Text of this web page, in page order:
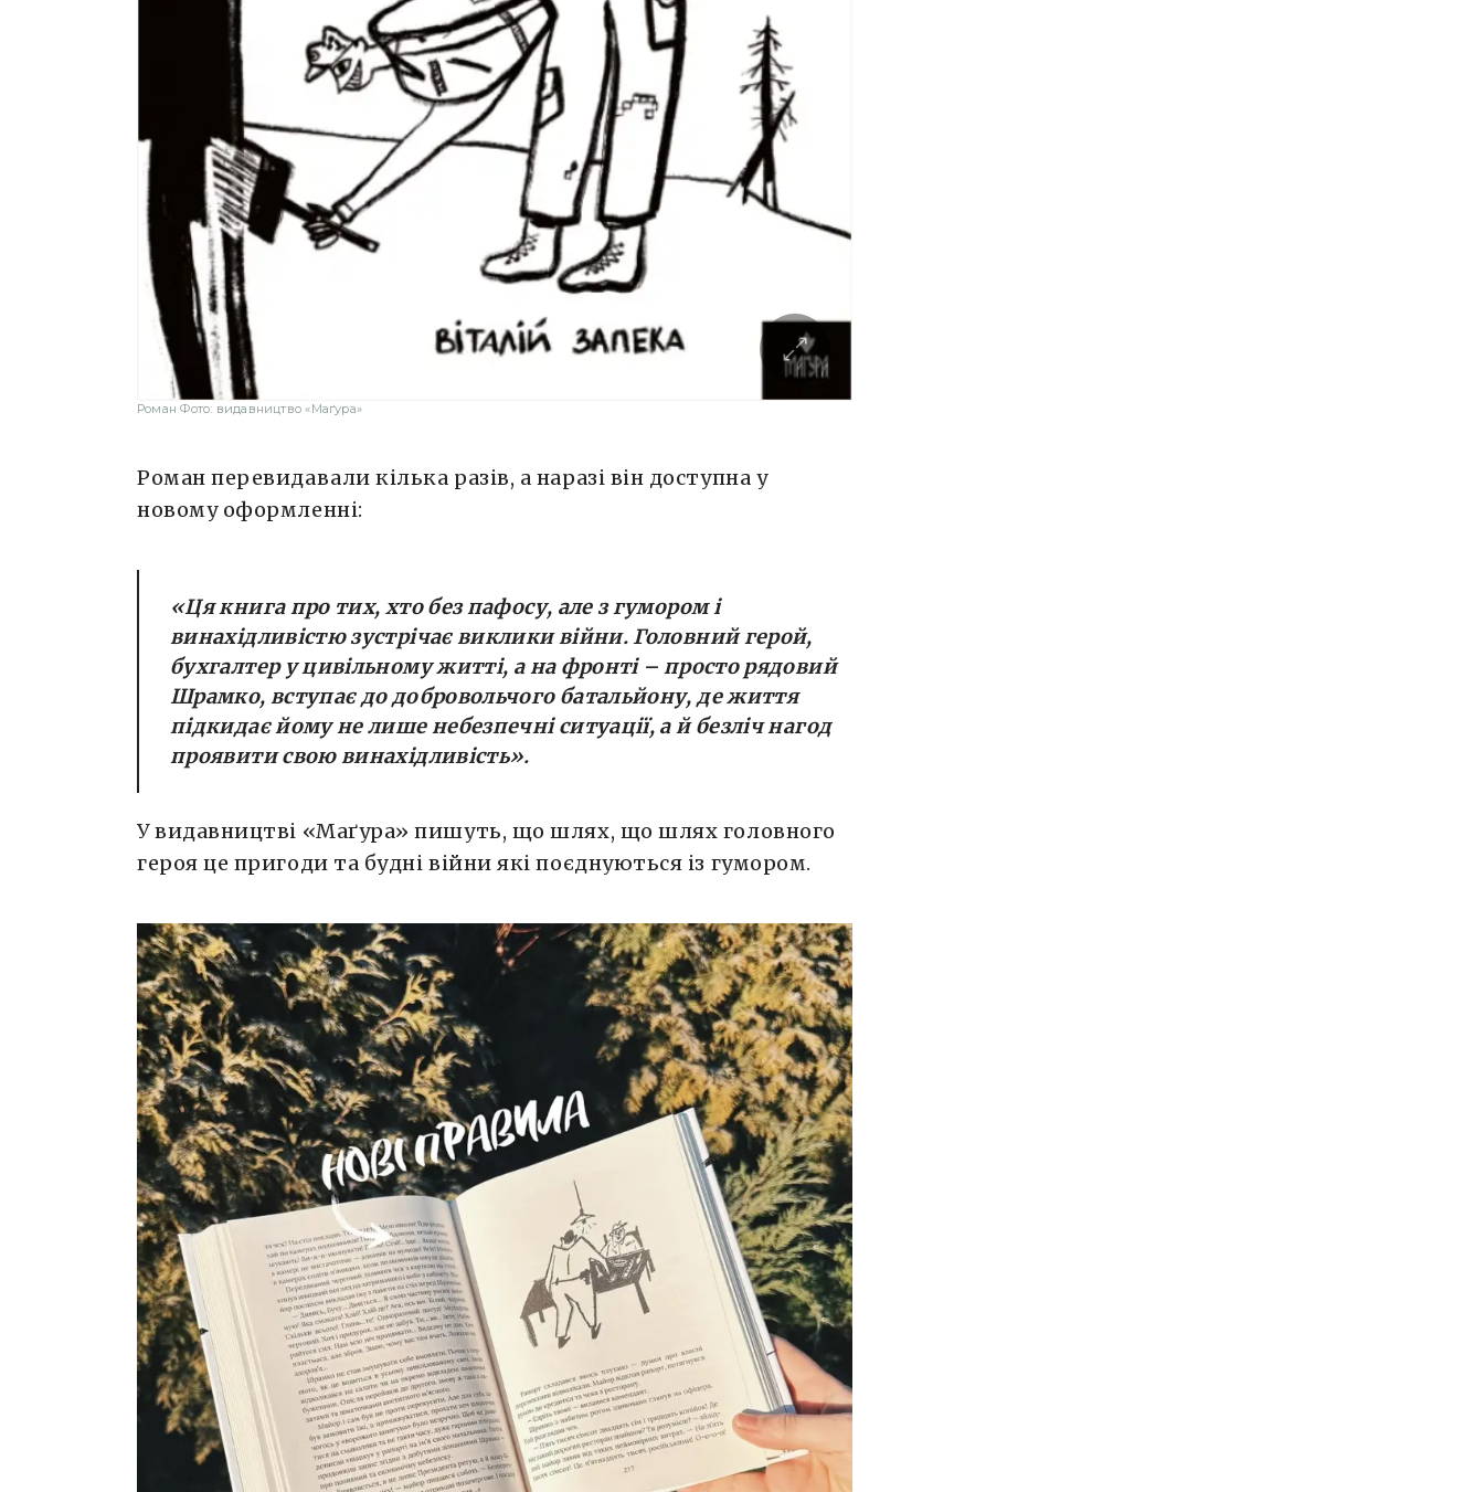
Роман Фото: видавництво «Маґура»
Роман перевидавали кілька разів, а наразі він доступна у
новому оформленні:
«Ця книга про тих, хто без пафосу, але з гумором і
винахідливістю зустрічає виклики війни. Головний герой,
бухгалтер у цивільному житті, а на фронті – просто рядовий
Шрамко, вступає до добровольчого батальйону, де життя
підкидає йому не лише небезпечні ситуації, а й безліч нагод
проявити свою винахідливість».
У видавництві «Маґура» пишуть, що шлях, що шлях головного
героя це пригоди та будні війни які поєднуються із гумором.